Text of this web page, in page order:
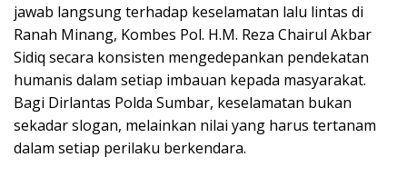
jawab langsung terhadap keselamatan lalu lintas di
Ranah Minang, Kombes Pol. H.M. Reza Chairul Akbar
Sidiq secara konsisten mengedepankan pendekatan
humanis dalam setiap imbauan kepada masyarakat.
Bagi Dirlantas Polda Sumbar, keselamatan bukan
sekadar slogan, melainkan nilai yang harus tertanam
dalam setiap perilaku berkendara.